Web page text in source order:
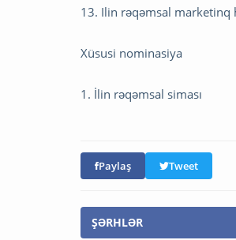
13. Ilin rəqəmsal marketinq
Xüsusi nominasiya
1. İlin rəqəmsal siması
Paylaş Tweet
ŞƏRHLƏR